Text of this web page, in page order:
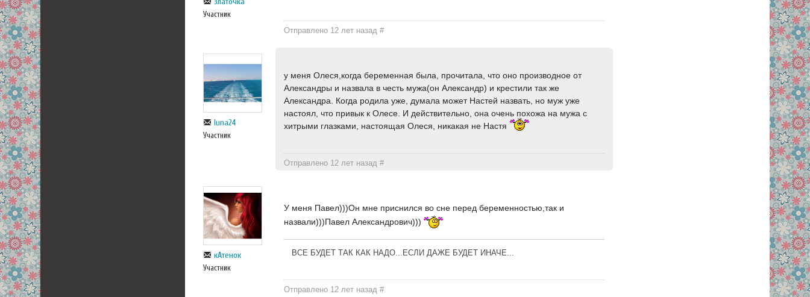
Участник
Отправлено 12 лет назад#
luna24
Участник
у меня Олеся,когда беременная была, прочитала, что оно производное от
Александры и назвала в честь мужа(он Александр) и крестили так же
Александра. Когда родила уже, думала может Настей назвать, но муж уже
настоял, что привык к Олесе. И действительно, она очень похожа на мужа с
хитрыми глазками, настоящая Олеся, никакая не Настя
Отправлено 12 лет назад#
кАтенок
Участник
У меня Павел)))Он мне приснился во сне перед беременностью,так и
назвали)))Павел Александрович)))
ВСЕ БУДЕТ ТАК КАК НАДО...ЕСЛИ ДАЖЕ БУДЕТ ИНАЧЕ...
Отправлено 12 лет назад#